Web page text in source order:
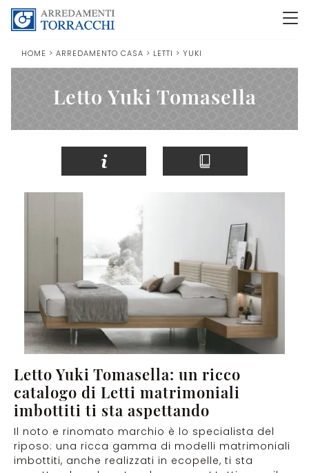
HOME > ARREDAMENTO CASA > LETTI > YUKI
Letto Yuki Tomasella
Letto Yuki Tomasella: un ricco
catalogo di Letti matrimoniali
imbottiti ti sta aspettando
Il noto e rinomato marchio è lo specialista del
riposo: una ricca gamma di modelli matrimoniali
imbottiti, anche realizzati in ecopelle, ti sta